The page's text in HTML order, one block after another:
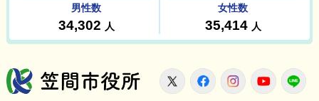
笠間市役所
X FacebookInstagram